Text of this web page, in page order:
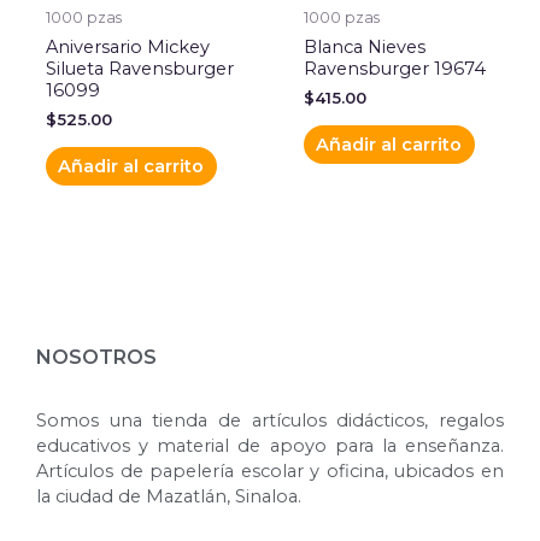
1000 pzas
Aniversario Mickey
Silueta Ravensburger
16099
$525.00
Añadir al carrito
1000 pzas
Blanca Nieves
Ravensburger 19674
$415.00
Añadir al carrito
NOSOTROS
Somos una tienda de artículos didácticos, regalos
educativos y material de apoyo para la enseñanza.
Artículos de papelería escolar y oficina, ubicados en
la ciudad de Mazatlán, Sinaloa.